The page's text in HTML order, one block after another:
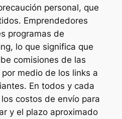
personal, que
Emprendedores
programas de
lo que significa que
comisiones de las
medio de los links a
En todos y cada
costos de envío para
y el plazo aproximado